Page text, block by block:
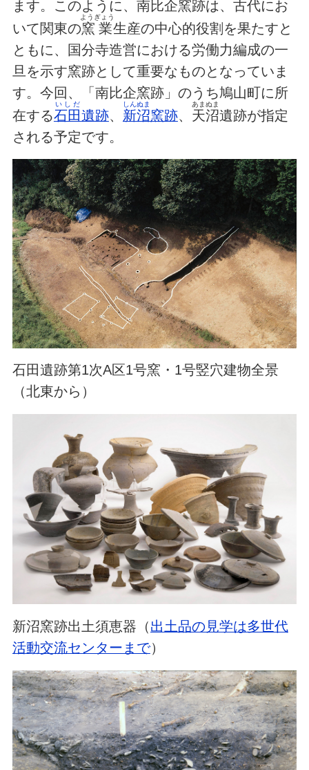
ます。このように、南比企窯跡は、古代にお
いて関東の窯業
ようぎょう
生産の中心的役割を果たすと
ともに、国分寺造営における労働力編成の一
旦を示す窯跡として重要なものとなっていま
す。今回、「南比企窯跡」のうち鳩山町に所
在する石田
いしだ
遺跡、 新沼
しんぬま
窯跡、 天沼
あまぬま
遺跡が指定
される予定です。
石田遺跡第1次A区1号窯・1号竪穴建物全景
（北東から）
新沼窯跡出土須恵器（出土品の見学は多世代
活動交流センターまで）